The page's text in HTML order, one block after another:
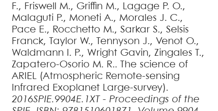
F., Friswell M., Griffin M., Lagage P. O.,
Malaguti P., Moneti A., Morales J. C.,
Pace E., Rocchetto M., Sarkar S., Selsis
Franck, Taylor W., Tennyson J., Venot O.,
Waldmann
I. P., Wright Gavin, Zingales T.,
Zapatero-Osorio M. R..
The science of
ARIEL (Atmospheric Remote-sensing
Infrared Exoplanet Large-survey).
2016SPIE.9904E.1XT - Proceedings of the